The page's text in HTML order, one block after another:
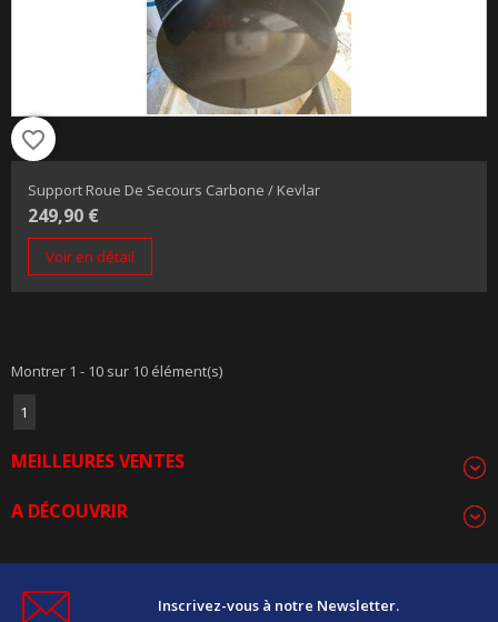
favorite_border
Support Roue De Secours Carbone / Kevlar
249,90 €
Voir en détail
Montrer 1 - 10 sur 10 élément(s)
1
MEILLEURES VENTES
A DÉCOUVRIR
Inscrivez-vous à notre Newsletter.